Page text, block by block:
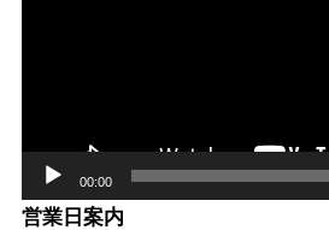
00:00
営業日案内